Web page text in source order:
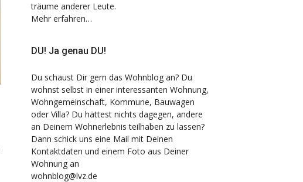
träume anderer Leute.
Mehr erfahren…
DU! Ja genau DU!
Du schaust Dir gern das Wohnblog an? Du
wohnst selbst in einer interessanten Wohnung,
Wohngemeinschaft, Kommune, Bauwagen
oder Villa? Du hättest nichts dagegen, andere
an Deinem Wohnerlebnis teilhaben zu lassen?
Dann schick uns eine Mail mit Deinen
Kontaktdaten und einem Foto aus Deiner
Wohnung an
wohnblog@lvz.de